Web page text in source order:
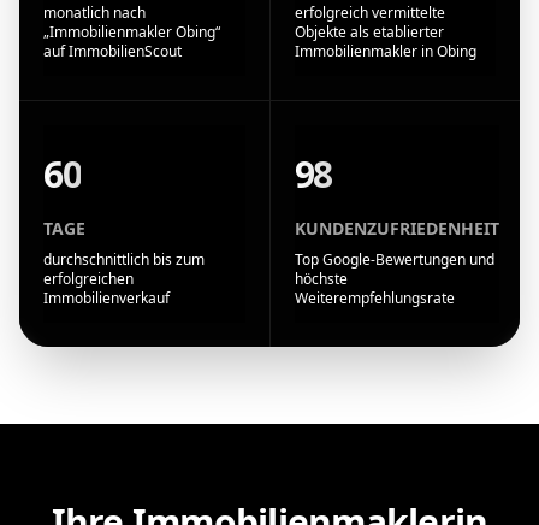
monatlich nach
„Immobilienmakler Obing“
auf ImmobilienScout
erfolgreich vermittelte
Objekte als etablierter
Immobilienmakler in Obing
60
TAGE
durchschnittlich bis zum
erfolgreichen
Immobilienverkauf
98
KUNDENZUFRIEDENHEIT
Top Google-Bewertungen und
höchste
Weiterempfehlungsrate